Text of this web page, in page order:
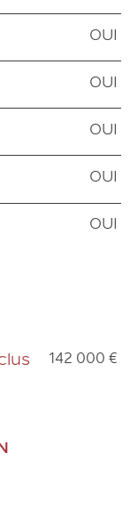
OUI
OUI
OUI
OUI
OUI
142 000 €